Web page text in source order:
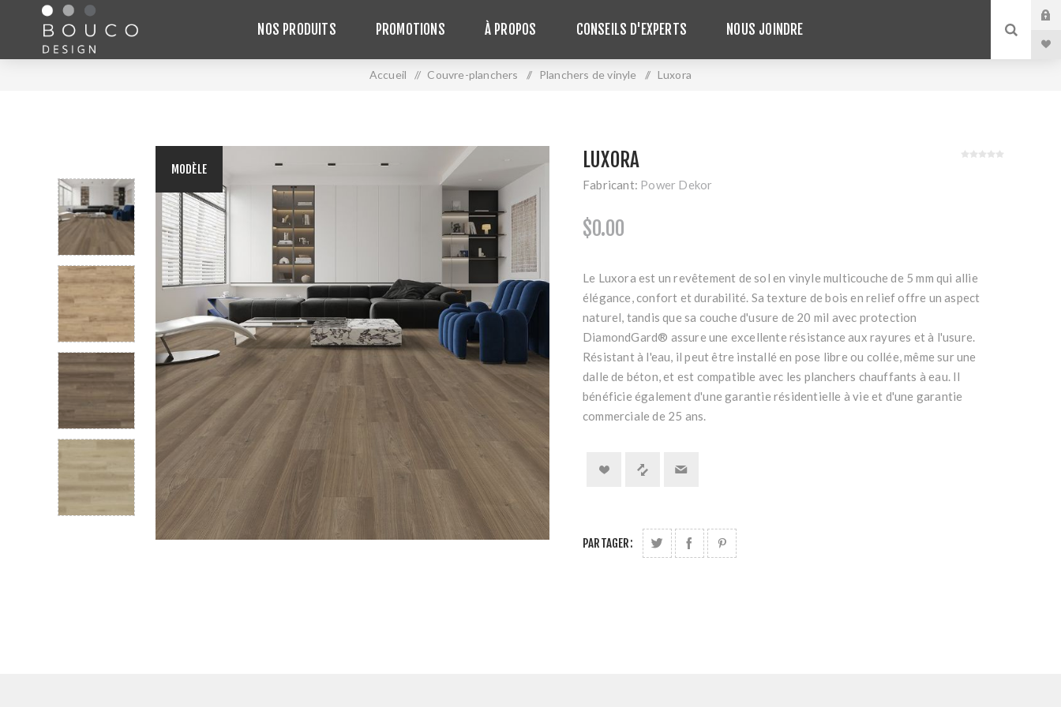
NOS PRODUITS PROMOTIONS À PROPOS CONSEILS D'EXPERTS NOUS JOINDRE
Accueil / Couvre-planchers / Planchers de vinyle / Luxora
MODÈLE LUXORA
Fabricant: Power Dekor
$0.00
Le Luxora est un revêtement de sol en vinyle multicouche de 5 mm qui allie
élégance, confort et durabilité. Sa texture de bois en relief offre un aspect
naturel, tandis que sa couche d'usure de 20 mil avec protection
DiamondGard® assure une excellente résistance aux rayures et à l'usure.
Résistant à l'eau, il peut être installé en pose libre ou collée, même sur une
dalle de béton, et est compatible avec les planchers chauffants à eau. Il
bénéficie également d'une garantie résidentielle à vie et d'une garantie
commerciale de 25 ans.
PARTAGER: